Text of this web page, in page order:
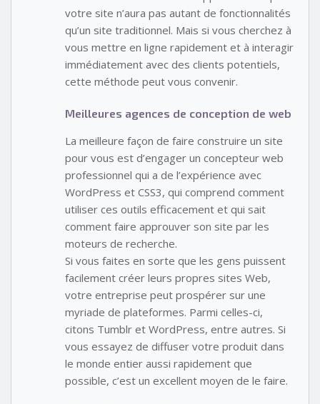
votre site n’aura pas autant de fonctionnalités
qu’un site traditionnel. Mais si vous cherchez à
vous mettre en ligne rapidement et à interagir
immédiatement avec des clients potentiels,
cette méthode peut vous convenir.
Meilleures agences de conception de web
La meilleure façon de faire construire un site
pour vous est d’engager un concepteur web
professionnel qui a de l’expérience avec
WordPress et CSS3, qui comprend comment
utiliser ces outils efficacement et qui sait
comment faire approuver son site par les
moteurs de recherche.
Si vous faites en sorte que les gens puissent
facilement créer leurs propres sites Web,
votre entreprise peut prospérer sur une
myriade de plateformes. Parmi celles-ci,
citons Tumblr et WordPress, entre autres. Si
vous essayez de diffuser votre produit dans
le monde entier aussi rapidement que
possible, c’est un excellent moyen de le faire.